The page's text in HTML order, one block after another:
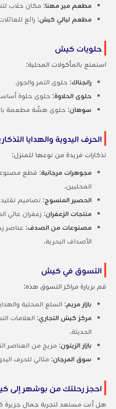
مطعم مير مهنا: مكان خلاب
مطعم ليالي كيش: رائع
حلويات كيش
استمتع بالمأكولات المحلية:
رانجناك: حلوى التمر والجوز.
حلوى الحلاوة: حلوى حلوة
سوهان: حلوى هشّة مطعمة
الحرف اليدوية والهدايا
تذكارات فريدة من نوعها للمنزل:
مجوهرات مرجانية: قطع مصنوعة
المحليين.
الحصير المنسوج: تصاميم
منتجات الزعفران: زعفران عالي
مصنوعات من الصدف: عناصر
الأصداف البحرية.
التسوق في كيش
قم بزيارة مراكز التسوق هذه:
بازار مريم: السلع المحلية
مركز كيش التجاري: العلامات
الحديثة.
بازار الزيتون: مزيج من العناصر
سوق المرجان: مثالي للحرف
احجز رحلتك من بوشهر إلى
هل أنت مستعد لتجربة جمال جزيرة